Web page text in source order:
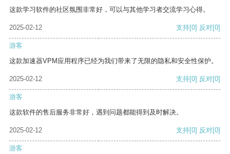
这款学习软件的社区氛围非常好，可以与其他学习者交流学习心得。
2025-02-12 支持[0] 反对[0]
游客
这款加速器VPM应用程序已经为我们带来了无限的隐私和安全性保护。
2025-02-12 支持[0] 反对[0]
游客
这款软件的售后服务非常好，遇到问题都能得到及时解决。
2025-02-12 支持[0] 反对[0]
游客